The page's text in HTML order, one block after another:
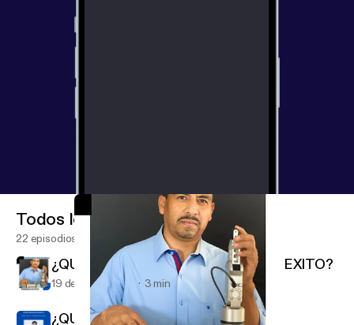
Todos los episodios
22 episodios
¿QUE DEFINE A UNA PERSONA DE EXITO?
19 de abr de 2021 3 min
¿QUE ES LA COMUNICACION?